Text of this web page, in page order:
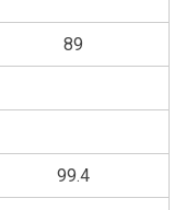
89
99.4